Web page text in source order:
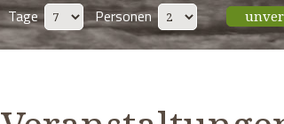
Tage Personen